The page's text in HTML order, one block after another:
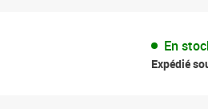
En
Expédié